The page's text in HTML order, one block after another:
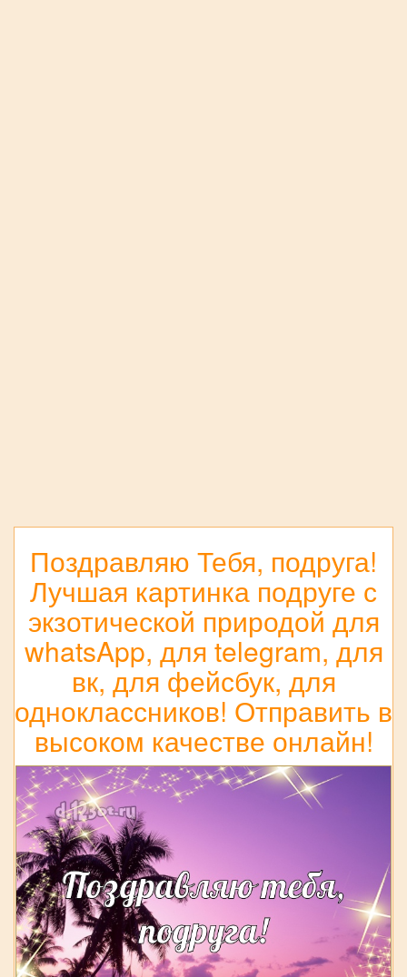
Поздравляю Тебя, подруга!
Лучшая картинка подруге с
экзотической природой для
whatsApp, для telegram, для
вк, для фейсбук, для
одноклассников! Отправить в
высоком качестве онлайн!